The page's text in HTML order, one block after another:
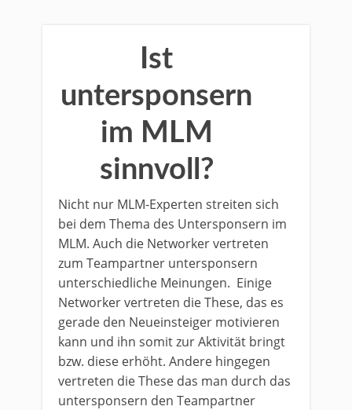
Ist
untersponsern
im MLM
sinnvoll?
Nicht nur MLM-Experten streiten sich
bei dem Thema des Untersponsern im
MLM. Auch die Networker vertreten
zum Teampartner untersponsern
unterschiedliche Meinungen. Einige
Networker vertreten die These, das es
gerade den Neueinsteiger motivieren
kann und ihn somit zur Aktivität bringt
bzw. diese erhöht. Andere hingegen
vertreten die These das man durch das
untersponsern den Teampartner